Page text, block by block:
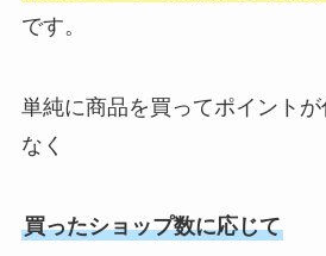
です。
単純に商品を買ってポイント
なく
買ったショップ数に応じて